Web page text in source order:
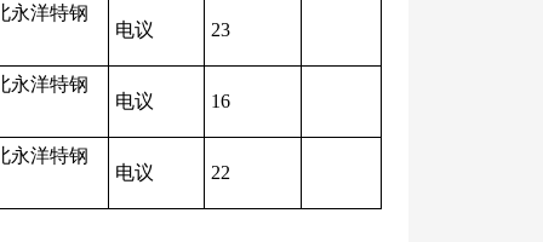
永洋特钢
电议
23
永洋特钢
电议
16
永洋特钢
电议
22